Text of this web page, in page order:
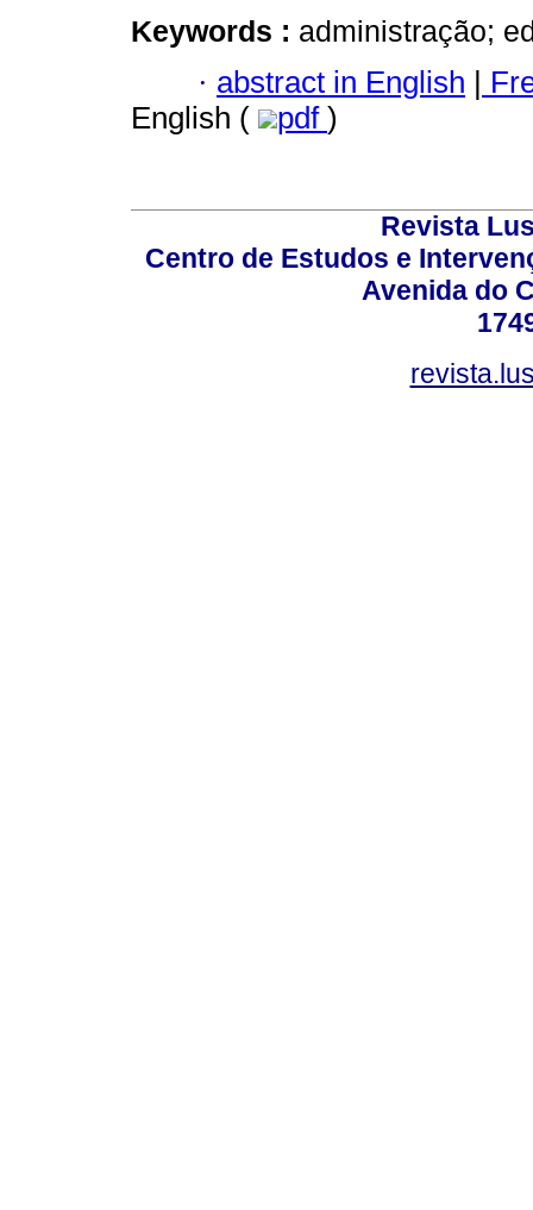
Keywords : administração;
· abstract in English |
English (
pdf )
Revista
Centro de Estudos e
Avenida do